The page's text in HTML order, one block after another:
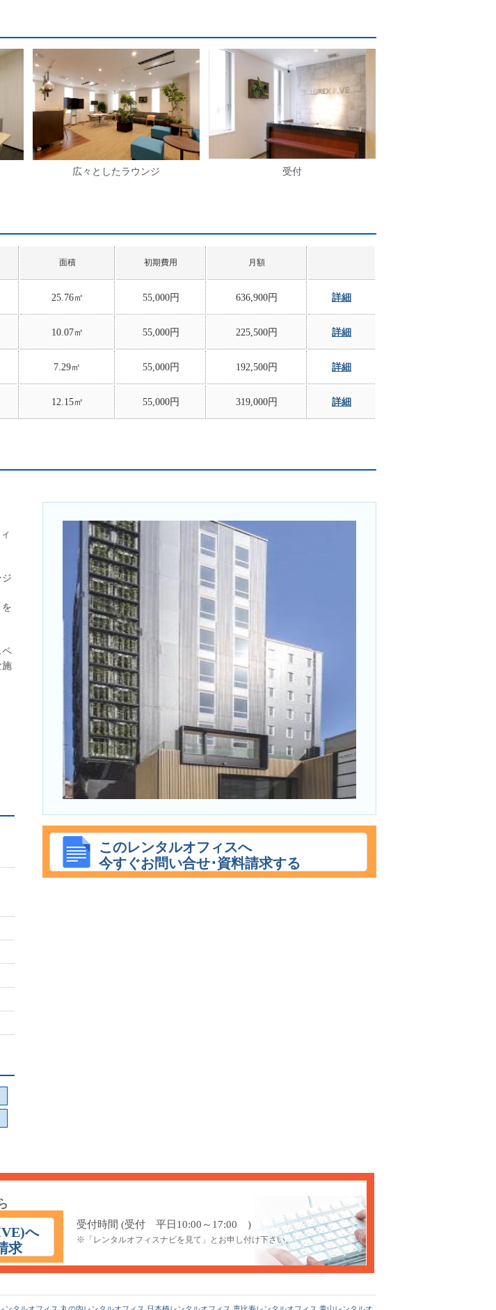
広々としたラウンジ 受付
面積 初期費用 月額
25.76㎡ 55,000円 636,900円 詳細
10.07㎡ 55,000円 225,500円 詳細
7.29㎡ 55,000円 192,500円 詳細
12.15㎡ 55,000円 319,000円 詳細
このレンタルオフィスへ
今すぐお問い合せ･資料請求する
ペ
施
へ
求
受付時間 (受付 平日10:00～17:00 )
※「レンタルオフィスナビを見て」とお申し付け下さい。